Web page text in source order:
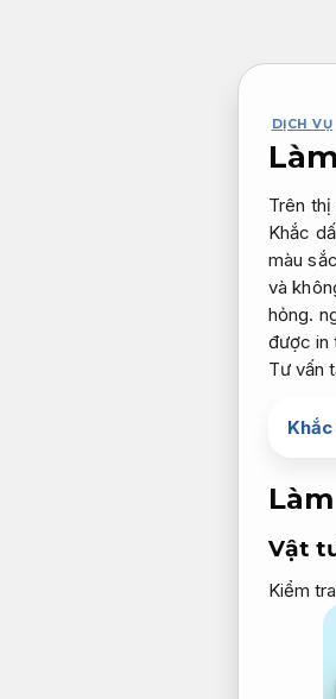
DỊCH VỤ
Trên
Khắc
màu
và
hỏng.
được in
Tư vấn
Vật
Kiểm